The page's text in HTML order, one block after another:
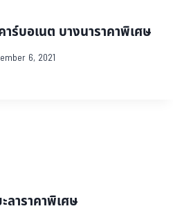
ร์บอเนต บางนาราคาพิเศษ
6, 2021
ลาราคาพิเศษ